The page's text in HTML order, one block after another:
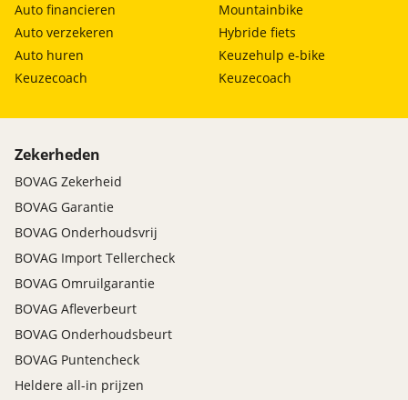
Auto financieren
Auto verzekeren
Auto huren
Keuzecoach
Mountainbike
Hybride fiets
Keuzehulp e-bike
Keuzecoach
Zekerheden
BOVAG Zekerheid
BOVAG Garantie
BOVAG Onderhoudsvrij
BOVAG Import Tellercheck
BOVAG Omruilgarantie
BOVAG Afleverbeurt
BOVAG Onderhoudsbeurt
BOVAG Puntencheck
Heldere all-in prijzen